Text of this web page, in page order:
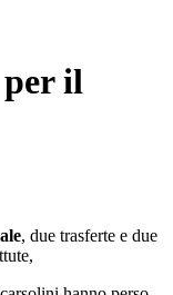
per il
, due trasferte e due